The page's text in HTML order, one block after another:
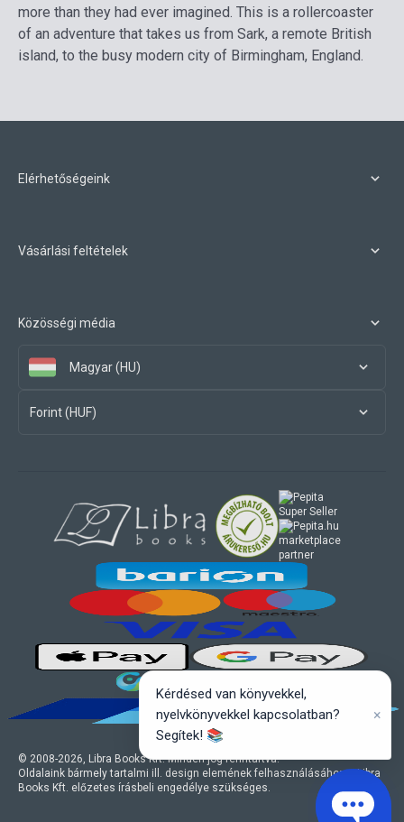
more than they had ever imagined. This is a rollercoaster
of an adventure that takes us from Sark, a remote British
island, to the busy modern city of Birmingham, England.
Elérhetőségeink
Vásárlási feltételek
Közösségi média
Magyar (HU)
Forint (HUF)
© 2008-2026 , Libra Books Kft. Minden jog fenntartva.
Oldalaink bármely tartalmi ill. design elemének felhasználásához a Libra
Books Kft. előzetes írásbeli engedélye szükséges.
marketplace
partner
Kérdésed van könyvekkel,
nyelvkönyvekkel kapcsolatban?
Segítek! 📚
×